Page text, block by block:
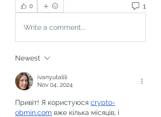
0 1
Write a comment...
Newest
ivanyutalili
Nov 04, 2024
Привіт! Я користуюся crypto-
obmin.com вже кілька місяців, і